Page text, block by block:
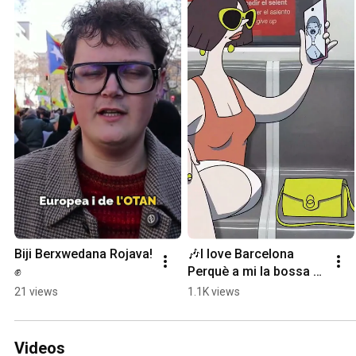
Biji Berxwedana Rojava!
✊
21 views
🎶I love Barcelona
Perquè a mi la bossa
em sona🎶 #barcelona
#ajuntament #turisme
1.1K views
Videos